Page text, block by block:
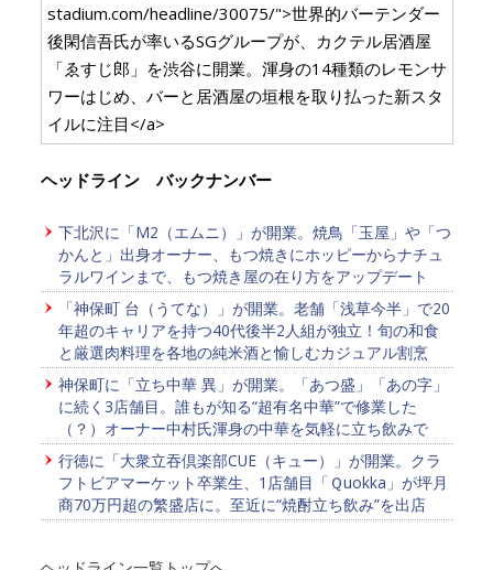
stadium.com/headline/30075/">世界的バーテンダー
後閑信吾氏が率いるSGグループが、カクテル居酒屋
「ゑすじ郎」を渋谷に開業。渾身の14種類のレモンサ
ワーはじめ、バーと居酒屋の垣根を取り払った新スタ
イルに注目</a>
ヘッドライン バックナンバー
下北沢に「M2（エムニ）」が開業。焼鳥「玉屋」や「つ
かんと」出身オーナー、もつ焼きにホッピーからナチュ
ラルワインまで、もつ焼き屋の在り方をアップデート
「神保町 台（うてな）」が開業。老舗「浅草今半」で20
年超のキャリアを持つ40代後半2人組が独立！旬の和食
と厳選肉料理を各地の純米酒と愉しむカジュアル割烹
神保町に「立ち中華 異」が開業。「あつ盛」「あの字」
に続く3店舗目。誰もが知る“超有名中華”で修業した
（？）オーナー中村氏渾身の中華を気軽に立ち飲みで
行徳に「大衆立吞倶楽部CUE（キュー）」が開業。クラ
フトビアマーケット卒業生、1店舗目「Ｑuokka」が坪月
商70万円超の繁盛店に。至近に“焼酎立ち飲み”を出店